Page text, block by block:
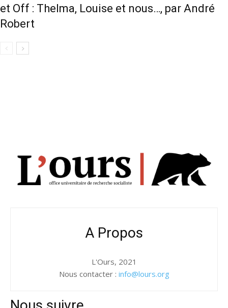
et Off : Thelma, Louise et nous…, par André
Robert
A Propos
L'Ours, 2021
Nous contacter : info@lours.org